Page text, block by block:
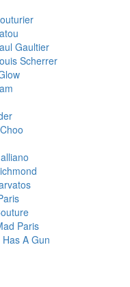
Gaultier
Scherrer
Paris
A Gun